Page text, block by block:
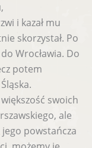
i kazał mu
skorzystał. Po
Wrocławia. Do
potem
swoich
ale
jego powstańcza